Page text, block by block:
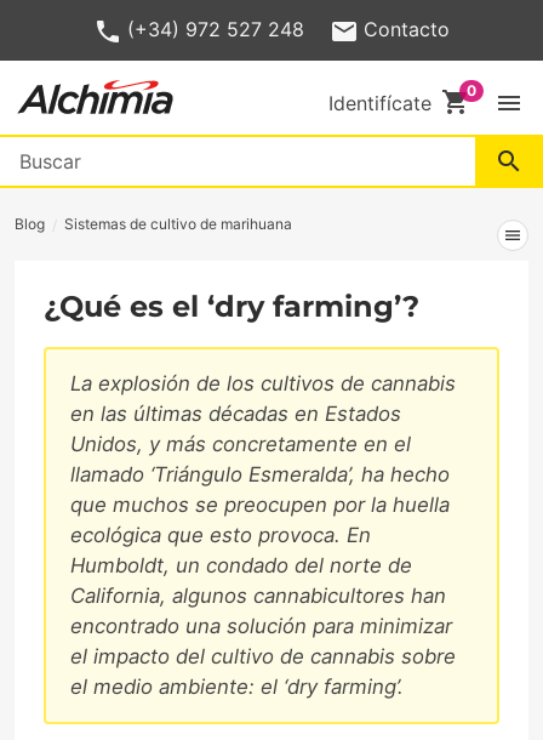
(+34) 972 527 248 Contacto
Identifícate shopping_cart menu
search
Blog Sistemas de cultivo de marihuana
menu
¿Qué es el ‘dry farming’?
La explosión de los cultivos de cannabis
en las últimas décadas en Estados
Unidos, y más concretamente en el
llamado ‘Triángulo Esmeralda’, ha hecho
que muchos se preocupen por la huella
ecológica que esto provoca. En
Humboldt, un condado del norte de
California, algunos cannabicultores han
encontrado una solución para minimizar
el impacto del cultivo de cannabis sobre
el medio ambiente: el ‘dry farming’.